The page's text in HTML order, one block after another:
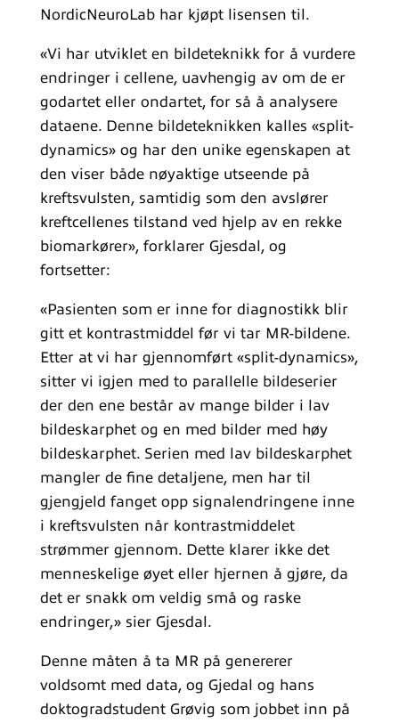
NordicNeuroLab har kjøpt lisensen til.
«Vi har utviklet en bildeteknikk for å vurdere
endringer i cellene, uavhengig av om de er
godartet eller ondartet, for så å analysere
dataene. Denne bildeteknikken kalles «split-
dynamics» og har den unike egenskapen at
den viser både nøyaktige utseende på
kreftsvulsten, samtidig som den avslører
kreftcellenes tilstand ved hjelp av en rekke
biomarkører», forklarer Gjesdal, og
fortsetter:
«Pasienten som er inne for diagnostikk blir
gitt et kontrastmiddel før vi tar MR-bildene.
Etter at vi har gjennomført «split-dynamics»,
sitter vi igjen med to parallelle bildeserier
der den ene består av mange bilder i lav
bildeskarphet og en med bilder med høy
bildeskarphet. Serien med lav bildeskarphet
mangler de fine detaljene, men har til
gjengjeld fanget opp signalendringene inne
i kreftsvulsten når kontrastmiddelet
strømmer gjennom. Dette klarer ikke det
menneskelige øyet eller hjernen å gjøre, da
det er snakk om veldig små og raske
endringer,» sier Gjesdal.
Denne måten å ta MR på genererer
voldsomt med data, og Gjedal og hans
doktogradstudent Grøvig som jobbet inn på